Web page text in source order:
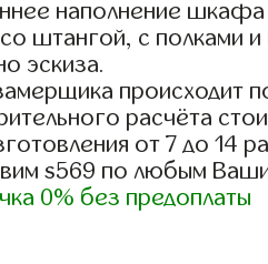
наполнение шкафа
штангой, с полками
эскиза.
происходит
расчёта
от 7 до 14
s569 по любым
0% без предоплаты